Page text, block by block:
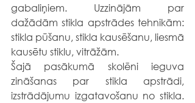
gabaliņiem. Uzzinājām par
dažādām stikla apstrādes tehnikām:
stikla pūšanu, stikla kausēšanu, liesmā
kausētu stiklu, vitrāžām.
Šajā pasākumā skolēni ieguva
zināšanas par stikla apstrādi,
izstrādājumu izgatavošanu no stikla.